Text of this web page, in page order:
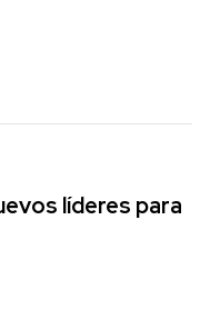
líderes para